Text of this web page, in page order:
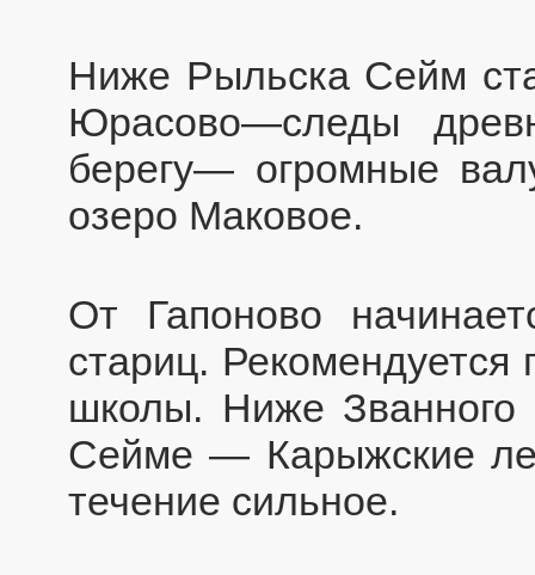
Ниже Рыльска Сейм
Юрасово—следы
берегу— огромные
озеро Маковое.
От Гапоново
стариц. Рекомендуется
школы. Ниже Званного
Сейме — Карыжские
течение сильное.